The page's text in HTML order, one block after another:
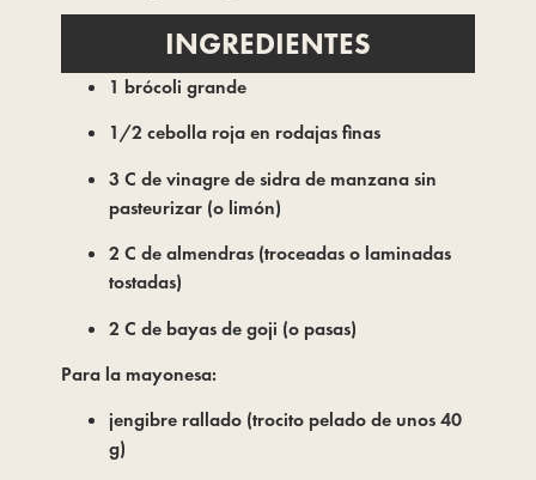
INGREDIENTES
1 brócoli grande
1/2 cebolla roja en rodajas finas
3 C de vinagre de sidra de manzana sin
pasteurizar (o limón)
2 C de almendras (troceadas o laminadas
tostadas)
2 C de bayas de goji (o pasas)
Para la mayonesa:
jengibre rallado (trocito pelado de unos 40
g)